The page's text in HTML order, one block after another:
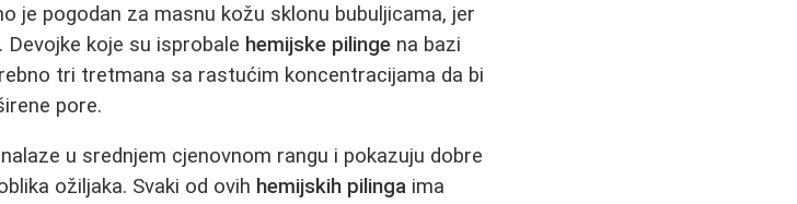
je pogodan za masnu kožu sklonu bubuljicama, jer
koje su isprobale hemijske pilinge na bazi
tri tretmana sa rastućim koncentracijama da bi
pore.
u srednjem cjenovnom rangu i pokazuju dobre
ožiljaka. Svaki od ovih hemijskih pilinga ima